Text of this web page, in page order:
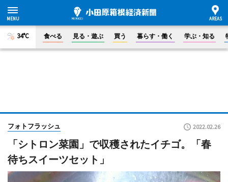
34°C 食べる 見る・遊ぶ 買う 暮らす・働く 学ぶ・知る
フォトフラッシュ 2022.02.26
「シトロン菜園」で収穫されたイチゴ。「春
待ちスイーツセット」